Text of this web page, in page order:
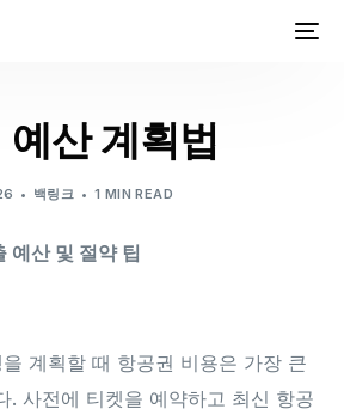
산 계획법
백링크 1 MIN READ
예산 및 절약 팁
계획할 때 항공권 비용은 가장 큰
. 사전에 티켓을 예약하고 최신 항공